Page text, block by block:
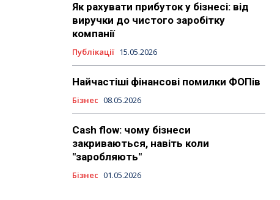
Як рахувати прибуток у бізнесі: від
виручки до чистого заробітку
компанії
Публікації 15.05.2026
Найчастіші фінансові помилки ФОПів
Бізнес 08.05.2026
Cash flow: чому бізнеси
закриваються, навіть коли
"заробляють"
Бізнес 01.05.2026